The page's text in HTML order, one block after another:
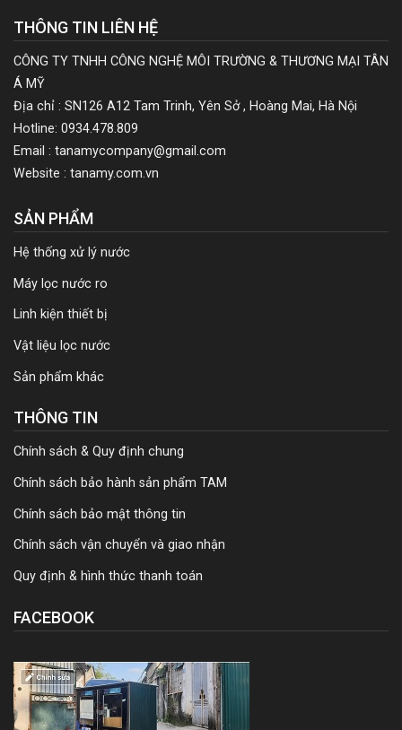
THÔNG TIN LIÊN HỆ
CÔNG TY TNHH CÔNG NGHỆ MÔI TRƯỜNG & THƯƠNG MẠI TÂN
Á MỸ
Địa chỉ : SN126 A12 Tam Trinh, Yên Sở , Hoàng Mai, Hà Nội
Hotline: 0934.478.809
Email : tanamycompany@gmail.com
Website : tanamy.com.vn
SẢN PHẨM
Hệ thống xử lý nước
Máy lọc nước ro
Linh kiện thiết bị
Vật liệu lọc nước
Sản phẩm khác
THÔNG TIN
Chính sách & Quy định chung
Chính sách bảo hành sản phẩm TAM
Chính sách bảo mật thông tin
Chính sách vận chuyển và giao nhận
Quy định & hình thức thanh toán
FACEBOOK